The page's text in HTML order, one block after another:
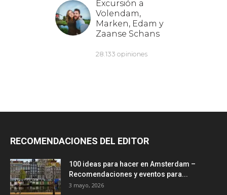
RECOMENDACIONES DEL EDITOR
100 ideas para hacer en Amsterdam –
Recomendaciones y eventos para...
3 mayo, 2026